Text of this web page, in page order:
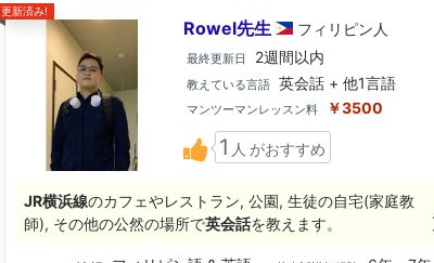
更新済み!
Rowel先生 フィリピン 人
最終更新日 2週間以内
教えている言語 英会話 + 他1言語
マンツーマンレッスン料 ￥3500
1 人 がおすすめ
JR横浜線のカフェやレストラン, 公園, 生徒の自宅(家庭教
師), その他の公然の場所で英会話を教えます。